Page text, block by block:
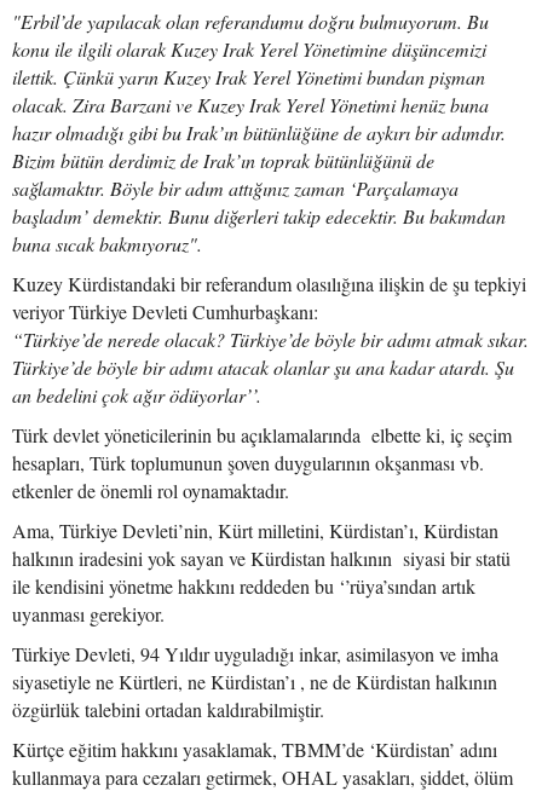
"Erbil’de yapılacak olan referandumu doğru bulmuyorum. Bu
konu ile ilgili olarak Kuzey Irak Yerel Yönetimine düşüncemizi
ilettik. Çünkü yarın Kuzey Irak Yerel Yönetimi bundan pişman
olacak. Zira Barzani ve Kuzey Irak Yerel Yönetimi henüz buna
hazır olmadığı gibi bu Irak’ın bütünlüğüne de aykırı bir adımdır.
Bizim bütün derdimiz de Irak’ın toprak bütünlüğünü de
sağlamaktır. Böyle bir adım attığınız zaman ‘Parçalamaya
başladım’ demektir. Bunu diğerleri takip edecektir. Bu bakımdan
buna sıcak bakmıyoruz".
Kuzey Kürdistandaki bir referandum olasılığına ilişkin de şu tepkiyi
veriyor Türkiye Devleti Cumhurbaşkanı:
“Türkiye’de nerede olacak? Türkiye’de böyle bir adımı atmak sıkar.
Türkiye’de böyle bir adımı atacak olanlar şu ana kadar atardı. Şu
an bedelini çok ağır ödüyorlar’’.
Türk devlet yöneticilerinin bu açıklamalarında elbette ki, iç seçim
hesapları, Türk toplumunun şoven duygularının okşanması vb.
etkenler de önemli rol oynamaktadır.
Ama, Türkiye Devleti’nin, Kürt milletini, Kürdistan’ı, Kürdistan
halkının iradesini yok sayan ve Kürdistan halkının siyasi bir statü
ile kendisini yönetme hakkını reddeden bu ‘’rüya’sından artık
uyanması gerekiyor.
Türkiye Devleti, 94 Yıldır uyguladığı inkar, asimilasyon ve imha
siyasetiyle ne Kürtleri, ne Kürdistan’ı , ne de Kürdistan halkının
özgürlük talebini ortadan kaldırabilmiştir.
Kürtçe eğitim hakkını yasaklamak, TBMM’de ‘Kürdistan’ adını
kullanmaya para cezaları getirmek, OHAL yasakları, şiddet, ölüm